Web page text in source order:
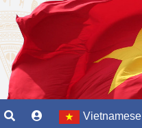
Vietnamese